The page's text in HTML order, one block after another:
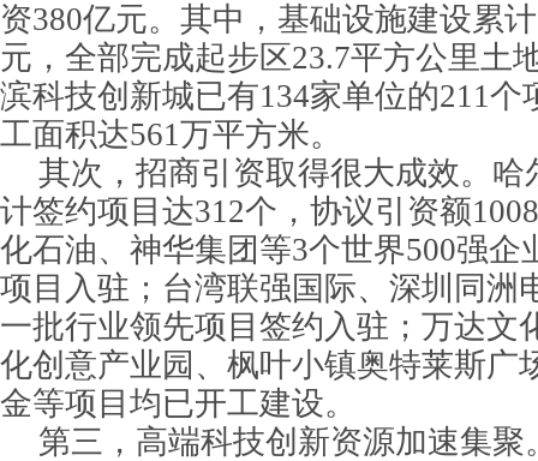
资380亿元。其中，基础设施建设累
元，全部完成起步区23.7平方公里土
滨科技创新城已有134家单位的211个
工面积达561万平方米。
其次，招商引资取得很大成效。哈
计签约项目达312个，协议引资额
化石油、神华集团等3个世界500强企
项目入驻；台湾联强国际、深圳同洲
一批行业领先项目签约入驻；万达文
化创意产业园、枫叶小镇奥特莱斯广
金等项目均已开工建设。
第三，高端科技创新资源加速集聚